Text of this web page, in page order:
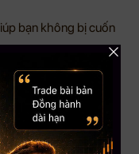
bạn không bị cuốn
mới
– điều mà
quyết định 70%
muốn “giàu nhanh”.